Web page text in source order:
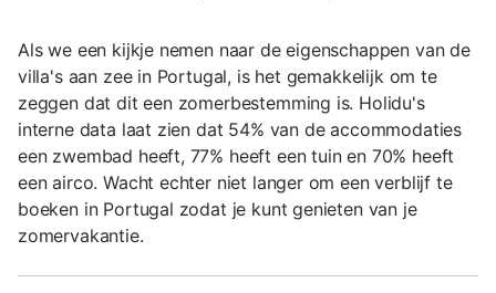
Als we een kijkje nemen naar de eigenschappen van de
villa's aan zee in Portugal, is het gemakkelijk om te
zeggen dat dit een zomerbestemming is. Holidu's
interne data laat zien dat 54% van de accommodaties
een zwembad heeft, 77% heeft een tuin en 70% heeft
een airco. Wacht echter niet langer om een verblijf te
boeken in Portugal zodat je kunt genieten van je
zomervakantie.